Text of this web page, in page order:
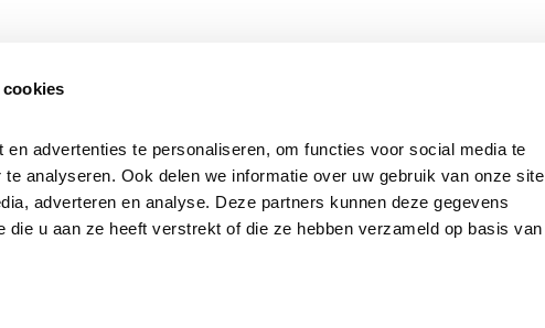
advertenties te personaliseren, om functies voor social media te
analyseren. Ook delen we informatie over uw gebruik van onze site
adverteren en analyse. Deze partners kunnen deze gegevens
die u aan ze heeft verstrekt of die ze hebben verzameld op basis van